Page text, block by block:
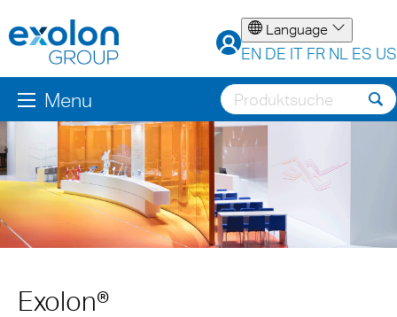
Language
EN DE IT FR NL ES US
Menu
Exolon®